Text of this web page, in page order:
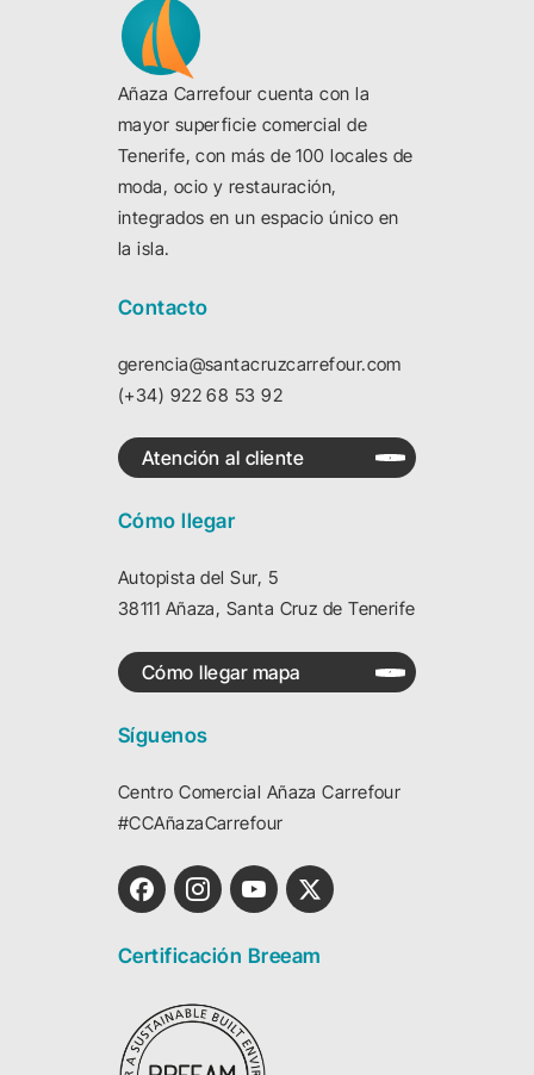
Añaza Carrefour cuenta con la
mayor superficie comercial de
Tenerife, con más de 100 locales de
moda, ocio y restauración,
integrados en un espacio único en
la isla.
Contacto
gerencia@santacruzcarrefour.com
(+34) 922 68 53 92
Atención al cliente
Cómo llegar
Autopista del Sur, 5
38111 Añaza, Santa Cruz de Tenerife
Cómo llegar mapa
Síguenos
Centro Comercial Añaza Carrefour
#CCAñazaCarrefour
Certificación Breeam